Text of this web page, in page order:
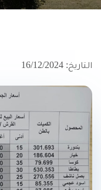
التاريخ: 16/12/2024